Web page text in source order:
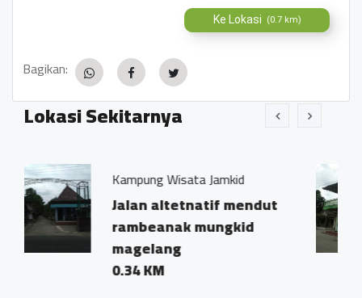
Ke Lokasi (0.7 km)
Bagikan:
Lokasi Sekitarnya
Wisata Jamkid
mendut
mungkid
Sekertariat
Pelajar NU
Saragan
0.01 KM